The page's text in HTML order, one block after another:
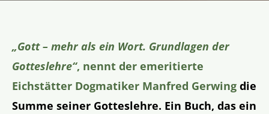
„Gott – mehr als ein Wort. Grundlagen der
Gotteslehre“, nennt der emeritierte
Eichstätter Dogmatiker Manfred Gerwing die
Summe seiner Gotteslehre. Ein Buch, das ein